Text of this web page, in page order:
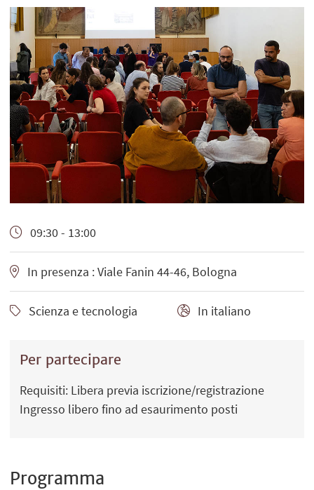
09:30 - 13:00
In presenza : Viale Fanin 44-46, Bologna
Scienza e tecnologia In italiano
Per partecipare
Requisiti: Libera previa iscrizione/registrazione
Ingresso libero fino ad esaurimento posti
Programma